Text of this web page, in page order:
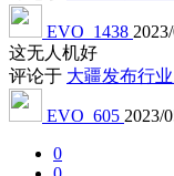
EVO_1438
这无人机好
评论于 大疆发布行
EVO_605 2023/
0